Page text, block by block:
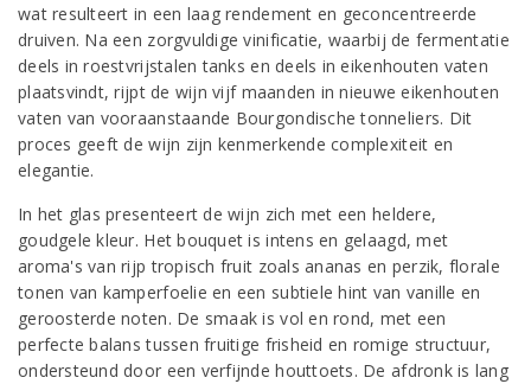
wat resulteert in een laag rendement en geconcentreerde
druiven. Na een zorgvuldige vinificatie, waarbij de fermentatie
deels in roestvrijstalen tanks en deels in eikenhouten vaten
plaatsvindt, rijpt de wijn vijf maanden in nieuwe eikenhouten
vaten van vooraanstaande Bourgondische tonneliers. Dit
proces geeft de wijn zijn kenmerkende complexiteit en
elegantie.
In het glas presenteert de wijn zich met een heldere,
goudgele kleur. Het bouquet is intens en gelaagd, met
aroma's van rijp tropisch fruit zoals ananas en perzik, florale
tonen van kamperfoelie en een subtiele hint van vanille en
geroosterde noten. De smaak is vol en rond, met een
perfecte balans tussen fruitige frisheid en romige structuur,
ondersteund door een verfijnde houttoets. De afdronk is lang